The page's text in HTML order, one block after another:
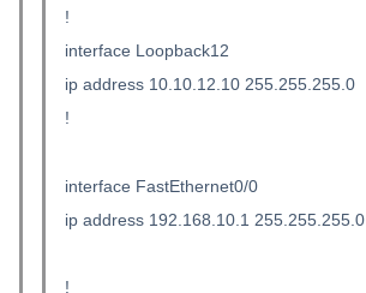
!
interface Loopback12
ip address 10.10.12.10 255.255.255.0
!
interface FastEthernet0/0
ip address 192.168.10.1 255.255.255.0
!